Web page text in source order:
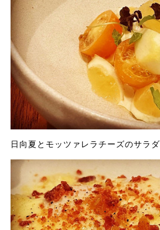
日向夏とモッツァレラチーズのサラダ